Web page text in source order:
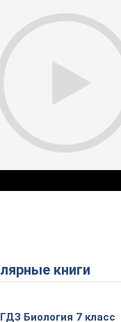
Play
книги
ГДЗ Биология 7 класс